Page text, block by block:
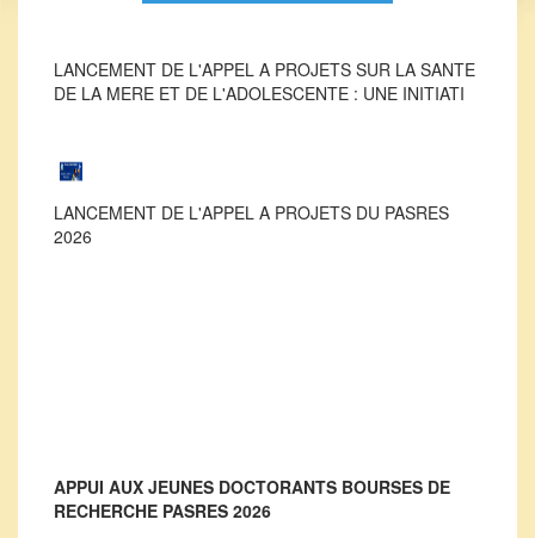
LANCEMENT DE L'APPEL A PROJETS SUR LA SANTE
DE LA MERE ET DE L'ADOLESCENTE : UNE INITIATI
LANCEMENT DE L'APPEL A PROJETS DU PASRES
2026
APPUI AUX JEUNES DOCTORANTS BOURSES DE
RECHERCHE PASRES 2026